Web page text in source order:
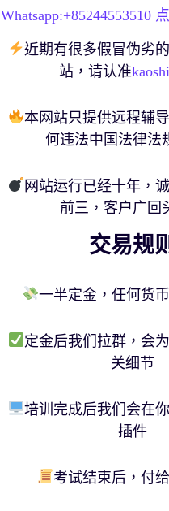
Whatsapp:+85244553510
近期有很多假冒伪劣
站，请认准
本网站只提供远程辅
何违法中国法律法
网站运行已经十年，
前三，客户广回
交易规
一半定金，任何货
定金后我们拉群，会
关细节
培训完成后我们会在
插件
考试结束后，付